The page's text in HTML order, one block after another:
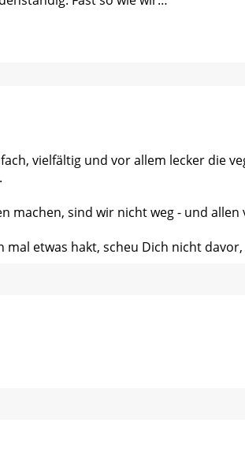
vielfältig und vor allem lecker die
machen, sind wir nicht weg - und
etwas hakt, scheu Dich nicht